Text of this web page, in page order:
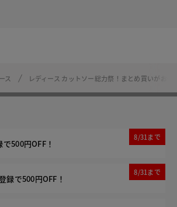
ス レディース カットソー総力祭！まとめ買いがお得
500円OFF！
8/31まで
録で500円OFF！
8/31まで